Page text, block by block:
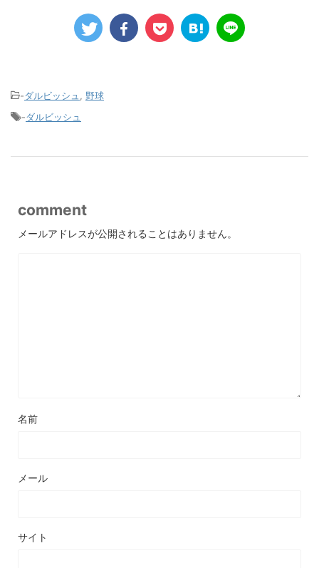
-ダルビッシュ, 野球
-ダルビッシュ
comment
メールアドレスが公開されることはありません。
名前
メール
サイト